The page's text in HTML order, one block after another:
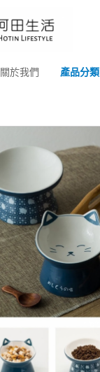
關於我們 產品分類